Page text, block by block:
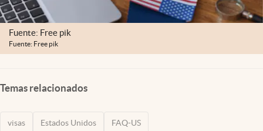
Fuente: Free pik
Fuente: Free pik
Temas relacionados
visas Estados Unidos FAQ-US